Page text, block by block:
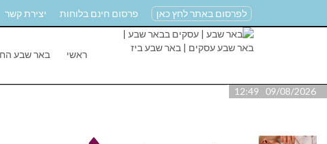
לפרסום באתר לחץ כאן פרסום חינם בלוחות יצירת קשר
ראשי באר שבע
09/08/2026 12:49